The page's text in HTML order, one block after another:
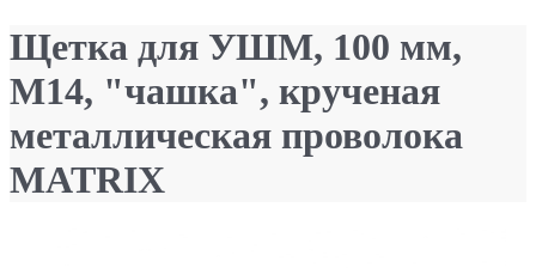
Щетка для УШМ, 100 мм,
М14, "чашка", крученая
металлическая проволока
MATRIX